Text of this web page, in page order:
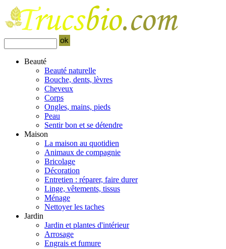
Beauté
Beauté naturelle
Bouche, dents, lèvres
Cheveux
Corps
Ongles, mains, pieds
Peau
Sentir bon et se détendre
Maison
La maison au quotidien
Animaux de compagnie
Bricolage
Décoration
Entretien : réparer, faire durer
Linge, vêtements, tissus
Ménage
Nettoyer les taches
Jardin
Jardin et plantes d'intérieur
Arrosage
Engrais et fumure